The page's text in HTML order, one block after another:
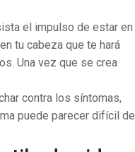
el impulso de estar en
tu cabeza que te hará
Una vez que se crea
contra los síntomas,
puede parecer difícil de